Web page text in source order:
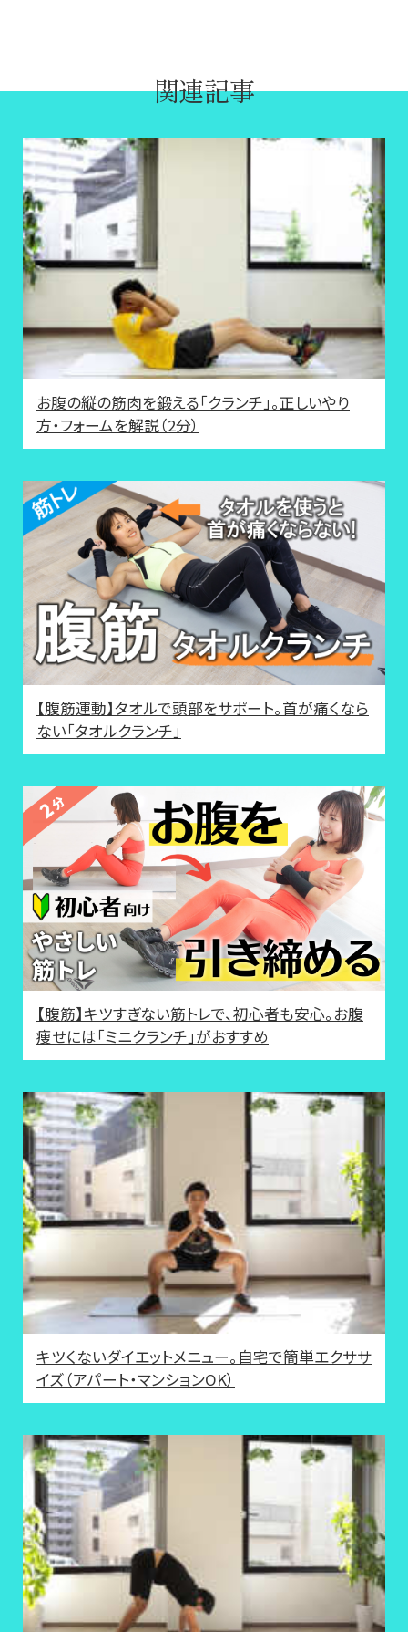
関連記事
お腹の縦の筋肉を鍛える「クランチ」。正しいやり
方・フォームを解説（2分）
【腹筋運動】タオルで頭部をサポート。首が痛くなら
ない「タオルクランチ」
【腹筋】キツすぎない筋トレで、初心者も安心。お腹
痩せには「ミニクランチ」がおすすめ
キツくないダイエットメニュー。自宅で簡単エクササ
イズ（アパート・マンションOK）